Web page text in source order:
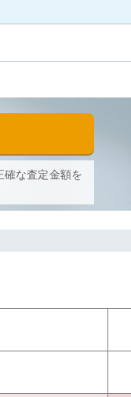
確な査定金額を